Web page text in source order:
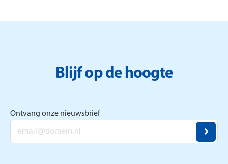
Blijf op de hoogte
Ontvang onze nieuwsbrief